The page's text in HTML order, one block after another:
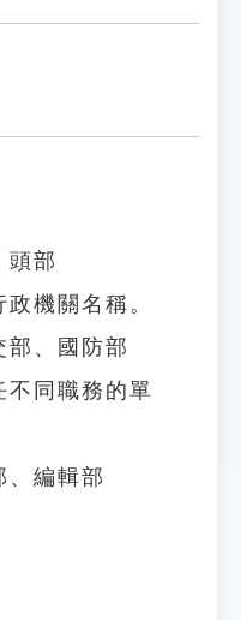
頭部
機關名稱。
部、國防部
不同職務的單
、編輯部